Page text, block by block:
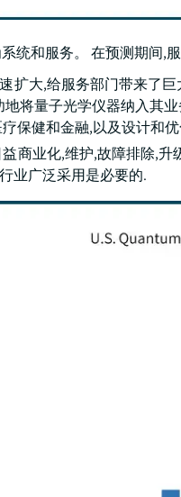
统和服务。 在预测期间,服
扩大,给服务部门带来了
地将量子光学仪器纳入其
保健和金融,以及设计和
商业化,维护,故障排除,
业广泛采用是必要的.